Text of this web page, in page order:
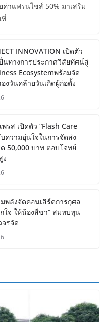
าแฟรนไชส์ 50% มาเสริม
ที่
INNOVATION เปิดตัว
นทางการประกาศวิสัยทัศน์สู่
Ecosystemพร้อมจัด
งวันคล้ายวันเกิดผู้ก่อตั้ง
รส เปิดตัว “Flash Care
ความอุ่นใจในการจัดส่ง
50,000 บาท ตอบโจทย์
ง
พลังจัดคอนเสิร์ตการกุศล
กใจ ให้น้องสี่ขา” สมทบทุน
รจัด